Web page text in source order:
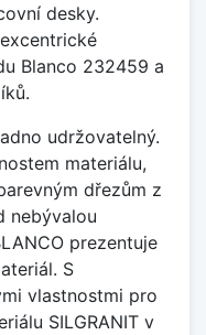
desky.
Blanco 232459 a
udržovatelný.
materiálu,
dřezům z
nebývalou
prezentuje
S
vlastnostmi pro
SILGRANIT v